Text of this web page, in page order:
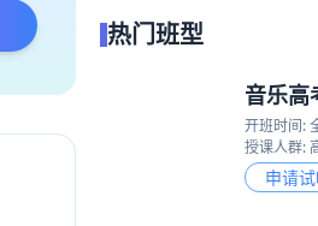
热门班型
音乐高
开班时间:
授课人群:
申请